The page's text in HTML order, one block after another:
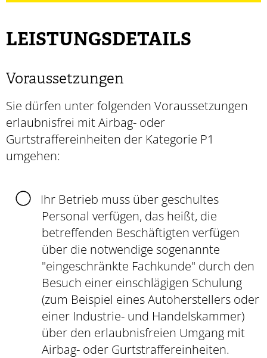
LEISTUNGSDETAILS
Voraussetzungen
Sie dürfen unter folgenden Voraussetzungen
erlaubnisfrei mit Airbag- oder
Gurtstraffereinheiten der Kategorie P1
umgehen:
Ihr Betrieb muss über geschultes
Personal verfügen, das heißt, die
betreffenden Beschäftigten verfügen
über die notwendige sogenannte
"eingeschränkte Fachkunde" durch den
Besuch einer einschlägigen Schulung
(zum Beispiel eines Autoherstellers oder
einer Industrie- und Handelskammer)
über den erlaubnisfreien Umgang mit
Airbag- oder Gurtstraffereinheiten.